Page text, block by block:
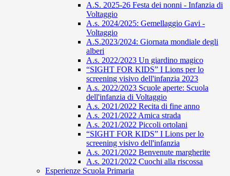
A.S. 2025-26 Festa dei nonni - Infanzia di
Voltaggio
A.s. 2024/2025: Gemellaggio Gavi -
Voltaggio
A.S.2023/2024: Giornata mondiale degli
alberi
A.s. 2022/2023 Un giardino magico
“SIGHT FOR KIDS” I Lions per lo
screening visivo dell'infanzia 2023
A.s. 2022/2023 Scuole aperte: Scuola
dell'infanzia di Voltaggio
A.s. 2021/2022 Recita di fine anno
A.s. 2021/2022 Amica strada
A.s. 2021/2022 Piccoli ortolani
“SIGHT FOR KIDS” I Lions per lo
screening visivo dell'infanzia
A.s. 2021/2022 Benvenute margherite
A.s. 2021/2022 Cuochi alla riscossa
Esperienze Scuola Primaria